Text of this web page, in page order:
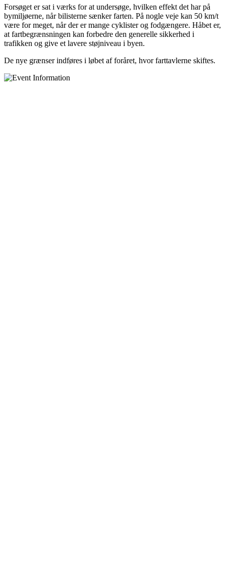
Forsøget er sat i værks for at undersøge, hvilken effekt det har på
bymiljøerne, når bilisterne sænker farten. På nogle veje kan 50 km/t
være for meget, når der er mange cyklister og fodgængere. Håbet er,
at fartbegrænsningen kan forbedre den generelle sikkerhed i
trafikken og give et lavere støjniveau i byen.
De nye grænser indføres i løbet af foråret, hvor farttavlerne skiftes.